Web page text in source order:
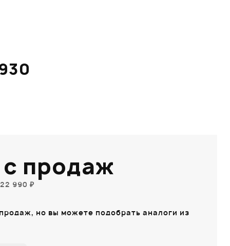
продаж
990 ₽
но вы можете подобрать аналоги из